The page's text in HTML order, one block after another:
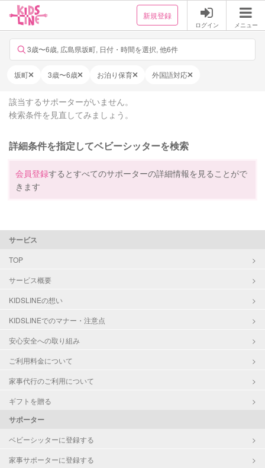
新規登録
ログイン メニュー
3歳〜6歳, 広島県坂町, 日付・時間を選択, 他6件
坂町 3歳〜6歳 お泊り保育 外国語対応
該当するサポーターがいません。
検索条件を見直してみましょう。
詳細条件を指定してベビーシッターを検索
会員登録するとすべてのサポーターの詳細情報を見ることがで
きます
サービス
TOP
サービス概要
KIDSLINEの想い
KIDSLINEでのマナー・注意点
安心安全への取り組み
ご利用料金について
家事代行のご利用について
ギフトを贈る
サポーター
ベビーシッターに登録する
家事サポーターに登録する